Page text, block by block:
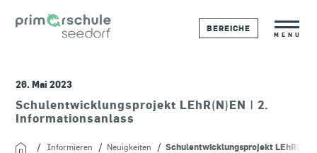
MENU
BEREICHE
26. Mai 2023
Schulentwicklungsprojekt LEhR(N)EN | 2.
Informationsanlass
Informieren Neuigkeiten Schulentwicklungsprojekt